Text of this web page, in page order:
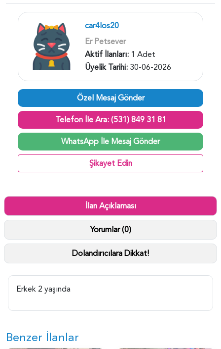
car4los20
Er Petsever
Aktif İlanları: 1 Adet
Üyelik Tarihi: 30-06-2026
Özel Mesaj Gönder
Telefon İle Ara: (531) 849 31 81
WhatsApp İle Mesaj Gönder
Şikayet Edin
İlan Açıklaması
Yorumlar (0)
Dolandırıcılara Dikkat!
Erkek 2 yaşında
Benzer İlanlar